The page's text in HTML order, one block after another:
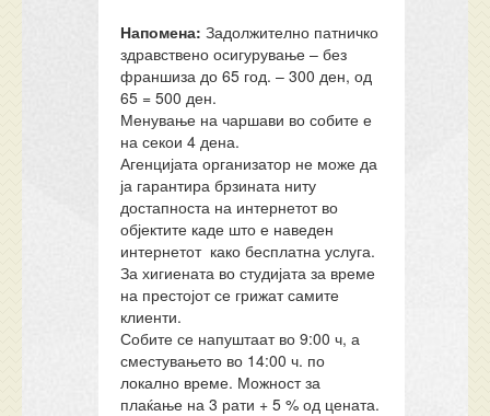
Напомена: Задолжително патничко
здравствено осигурување – без
франшиза до 65 год. – 300 ден, од
65 = 500 ден.
Менување на чаршави во собите е
на секои 4 дена.
Агенцијата организатор не може да
ја гарантира брзината ниту
достапноста на интернетот во
објектите каде што е наведен
интернетот како бесплатна услуга.
За хигиената во студијата за време
на престојот се грижат самите
клиенти.
Собите се напуштаат во 9:00 ч, а
сместувањето во 14:00 ч. по
локално време. Можност за
плаќање на 3 рати + 5 % од цената.